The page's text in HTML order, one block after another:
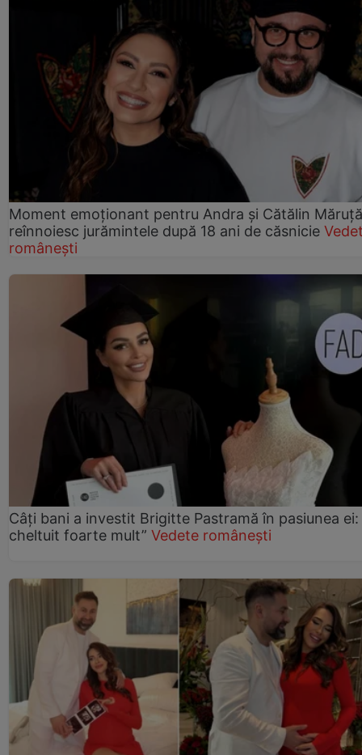
Moment emoționant pentru Andra și Cătălin
reînnoiesc jurămintele după 18 ani de căsnicie
românești
Câți bani a investit Brigitte Pastramă în pasiunea ei:
cheltuit foarte mult” Vedete românești